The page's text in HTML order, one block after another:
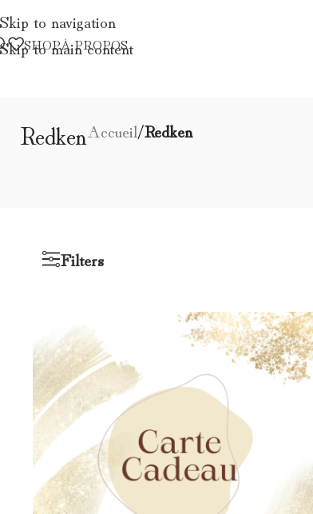
Skip to navigation
Skip to main content
SHOPÀ PROPOS
RedkenAccueil/Redken
Filters